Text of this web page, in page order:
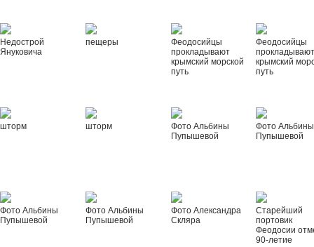
Недострой
Януковича
пещеры
Феодосийцы
прокладывают
крымский морской
путь
Феодосийцы
крымский
путь
шторм шторм
Фото Альбины
Пупышевой
Фото Альбины
Пупышевой
Фото Альбины
Пупышевой
Фото Альбины
Пупышевой
Фото Александра
Скляра
Старейший
портовик
Феодосии
90-летие